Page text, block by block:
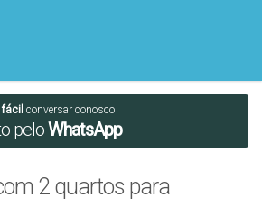
conversar conosco
peloWhatsApp
2 quartos para